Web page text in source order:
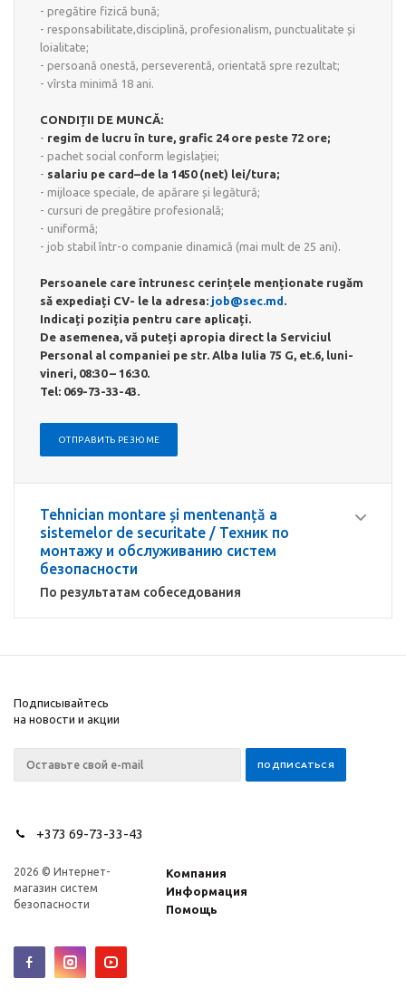
- pregătire fizică bună;
- responsabilitate,disciplină, profesionalism, punctualitate și
loialitate;
- persoană onestă, perseverentă, orientată spre rezultat;
- vîrsta minimă 18 ani.
CONDIȚII DE MUNCĂ:
- regim de lucru în ture, grafic 24 ore peste 72 ore;
- pachet social conform legislației;
- salariu pe card–de la 1450 (net) lei/tura;
- mijloace speciale, de apărare și legătură;
- cursuri de pregătire profesională;
- uniformă;
- job stabil într-o companie dinamică (mai mult de 25 ani).
Persoanele care întrunesc cerințele menționate rugăm
să expediați CV- le la adresa: job@sec.md .
Indicați poziția pentru care aplicați.
De asemenea, vă puteți apropia direct la Serviciul
Personal al companiei pe str. Alba Iulia 75 G, et.6, luni-
vineri, 08:30 – 16:30.
Tel: 069-73-33-43.
ОТПРАВИТЬ РЕЗЮМЕ
Tehnician montare și mentenanță a
sistemelor de securitate / Техник по
монтажу и обслуживанию систем
безопасности
По результатам собеседования
Подписывайтесь
на новости и акции
+373 69-73-33-43
2026 © Интернет-
магазин систем
безопасности
Компания
Информация
Помощь